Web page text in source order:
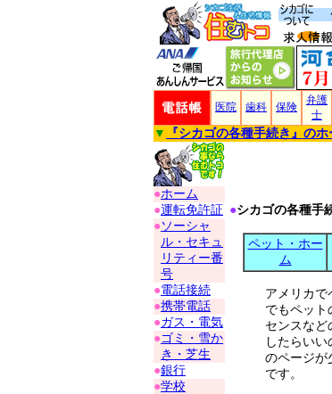
医院 歯科 保険
弁護
士
▼ 『シカゴの各種手続き 』のホ
●ホーム
●運転免許証
● ソーシャ
ル・セキュ
リティー番
号
●電話接続
●携帯電話
●ガス・電気
●ゴミ・雪か
き・芝生
●銀行
●学校
●シカゴの各種手
ペット・ホー
ム
アメリカで
でもペット
センスなど
したらい
のページが
です。